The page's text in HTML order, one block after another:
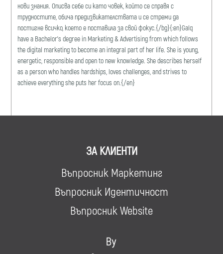
нови знания. Описва себе си като човек, който се справя с
трудностите, обича предизвикателствата и се стреми да
постигне всичко, което е поставила за свой фокус.{/bg}{:en}Galq
have a Bachelor's degree in Marketing & Advertising from which follows
the digital marketing to become an integral part of her life. She is young,
energetic, responsible and open to new knowledge. She describes herself
as a person who handles hardships, loves challenges, and strives to
achieve everything she puts her focus on.{/en}
ЗА КЛИЕНТИ
Въпросник Маркетинг
Въпросник Идентичност
Въпросник Website